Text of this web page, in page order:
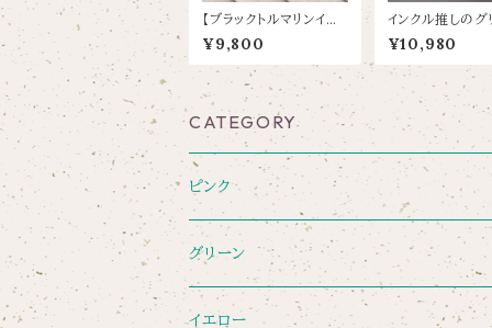
【ブラックトルマリンイン
クオーツ】のペンダントト
ップ0.41×0.77
¥9,800
インクル推しのグ
ルマリン【
5.1】
¥10,980
CATEGORY
ピンク
グリーン
イエロー